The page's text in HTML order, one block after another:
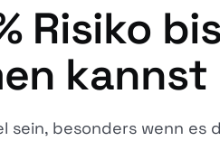
Risiko
kannst
sein, besonders wenn es